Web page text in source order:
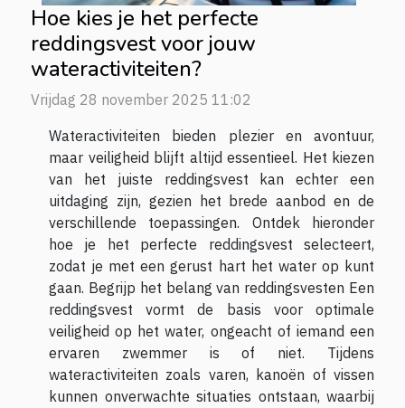
Hoe kies je het perfecte
reddingsvest voor jouw
wateractiviteiten?
Vrijdag 28 november 2025 11:02
Wateractiviteiten bieden plezier en avontuur,
maar veiligheid blijft altijd essentieel. Het kiezen
van het juiste reddingsvest kan echter een
uitdaging zijn, gezien het brede aanbod en de
verschillende toepassingen. Ontdek hieronder
hoe je het perfecte reddingsvest selecteert,
zodat je met een gerust hart het water op kunt
gaan. Begrijp het belang van reddingsvesten Een
reddingsvest vormt de basis voor optimale
veiligheid op het water, ongeacht of iemand een
ervaren zwemmer is of niet. Tijdens
wateractiviteiten zoals varen, kanoën of vissen
kunnen onverwachte situaties ontstaan, waarbij